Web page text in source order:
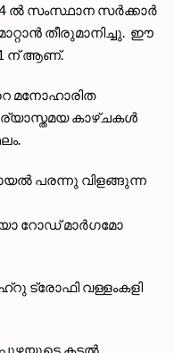
ൽ സംസ്ഥാന സർക്കാർ
തീരുമാനിച്ചു. ഈ
1 ന് ആണ്.
മനോഹാരിത
കാഴ്ചകൾ
പരന്നു വിളങ്ങുന്ന
റോഡ് മാർഗമോ
ട്രോഫി വള്ളംകളി
കടൽ